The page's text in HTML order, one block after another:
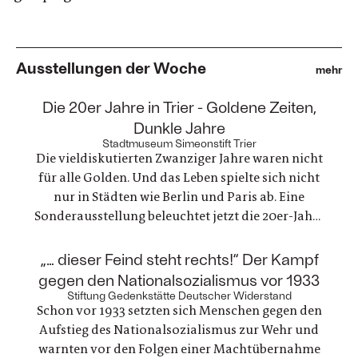
Ausstellungen der Woche mehr
Die 20er Jahre in Trier - Goldene Zeiten,
Dunkle Jahre
Stadtmuseum Simeonstift Trier
Die vieldiskutierten Zwanziger Jahre waren nicht
für alle Golden. Und das Leben spielte sich nicht
nur in Städten wie Berlin und Paris ab. Eine
Sonderausstellung beleuchtet jetzt die 20er-Jahre
Gegenstände zeichnen ein einzigartiges Zeitbild
von Alltagsleben, Architektur, Kunst, Mode und
Technik
„… dieser Feind steht rechts!“ Der Kampf
gegen den Nationalsozialismus vor 1933
Stiftung Gedenkstätte Deutscher Widerstand
Schon vor 1933 setzten sich Menschen gegen den
Aufstieg des Nationalsozialismus zur Wehr und
warnten vor den Folgen einer Machtübernahme